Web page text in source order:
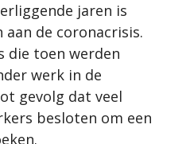
jaren is
de coronacrisis.
die toen werden
werk in de
gevolg dat veel
besloten om een